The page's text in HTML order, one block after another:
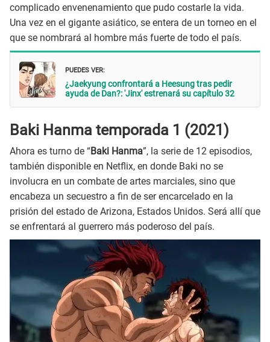
complicado envenenamiento que pudo costarle la vida.
Una vez en el gigante asiático, se entera de un torneo en el
que se nombrará al hombre más fuerte de todo el país.
PUEDES VER:
¿Jaekyung confrontará a Heesung tras pedir
ayuda de Dan?: 'Jinx' estrenará su capítulo 32
Baki Hanma temporada 1 (2021)
Ahora es turno de “Baki Hanma”, la serie de 12 episodios,
también disponible en Netflix, en donde Baki no se
involucra en un combate de artes marciales, sino que
encabeza un secuestro a fin de ser encarcelado en la
prisión del estado de Arizona, Estados Unidos. Será allí que
se enfrentará al guerrero más poderoso del país.